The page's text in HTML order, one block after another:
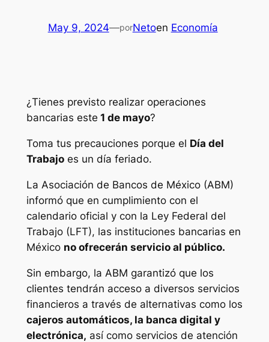
May 9, 2024—porNetoen Economía
¿Tienes previsto realizar operaciones
bancarias este 1 de mayo?
Toma tus precauciones porque el Día del
Trabajoes un día feriado.
La Asociación de Bancos de México (ABM)
informó que en cumplimiento con el
calendario oficial y con la Ley Federal del
Trabajo (LFT), las instituciones bancarias en
México no ofrecerán servicio al público.
Sin embargo, la ABM garantizó que los
clientes tendrán acceso a diversos servicios
financieros a través de alternativas como los
cajeros automáticos, la banca digital y
electrónica, así como servicios de atención